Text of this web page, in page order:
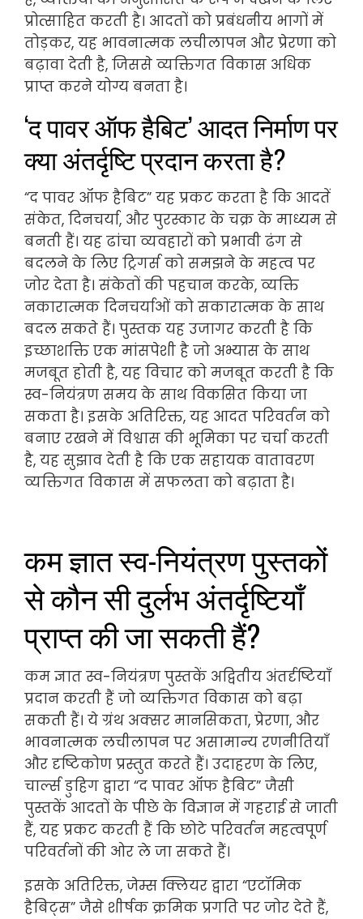
प्रोत्साहित करती है। आदतों को प्रबंधनीय भागों में
तोड़कर, यह भावनात्मक लचीलापन और प्रेरणा को
बढ़ावा देती है, जिससे व्यक्तिगत विकास अधिक
प्राप्त करने योग्य बनता है।
‘द पावर ऑफ हैबिट’ आदत निर्माण पर
क्या अंतर्दृष्टि प्रदान करता है?
“द पावर ऑफ हैबिट” यह प्रकट करता है कि आदतें
संकेत, दिनचर्या, और पुरस्कार के चक्र के माध्यम से
बनती हैं। यह ढांचा व्यवहारों को प्रभावी ढंग से
बदलने के लिए ट्रिगर्स को समझने के महत्व पर
जोर देता है। संकेतों की पहचान करके, व्यक्ति
नकारात्मक दिनचर्याओं को सकारात्मक के साथ
बदल सकते हैं। पुस्तक यह उजागर करती है कि
इच्छाशक्ति एक मांसपेशी है जो अभ्यास के साथ
मजबूत होती है, यह विचार को मजबूत करती है कि
स्व-नियंत्रण समय के साथ विकसित किया जा
सकता है। इसके अतिरिक्त, यह आदत परिवर्तन को
बनाए रखने में विश्वास की भूमिका पर चर्चा करती
है, यह सुझाव देती है कि एक सहायक वातावरण
व्यक्तिगत विकास में सफलता को बढ़ाता है।
कम ज्ञात स्व-नियंत्रण पुस्तकों
से कौन सी दुर्लभ अंतर्दृष्टियाँ
प्राप्त की जा सकती हैं?
कम ज्ञात स्व-नियंत्रण पुस्तकें अद्वितीय अंतर्दृष्टियाँ
प्रदान करती हैं जो व्यक्तिगत विकास को बढ़ा
सकती हैं। ये ग्रंथ अक्सर मानसिकता, प्रेरणा, और
भावनात्मक लचीलापन पर असामान्य रणनीतियाँ
और दृष्टिकोण प्रस्तुत करते हैं। उदाहरण के लिए,
चार्ल्स डुहिग द्वारा “द पावर ऑफ हैबिट” जैसी
पुस्तकें आदतों के पीछे के विज्ञान में गहराई से जाती
हैं, यह प्रकट करती हैं कि छोटे परिवर्तन महत्वपूर्ण
परिवर्तनों की ओर ले जा सकते हैं।
इसके अतिरिक्त, जेम्स क्लियर द्वारा “एटॉमिक
हैबिट्स” जैसे शीर्षक क्रमिक प्रगति पर जोर देते हैं,